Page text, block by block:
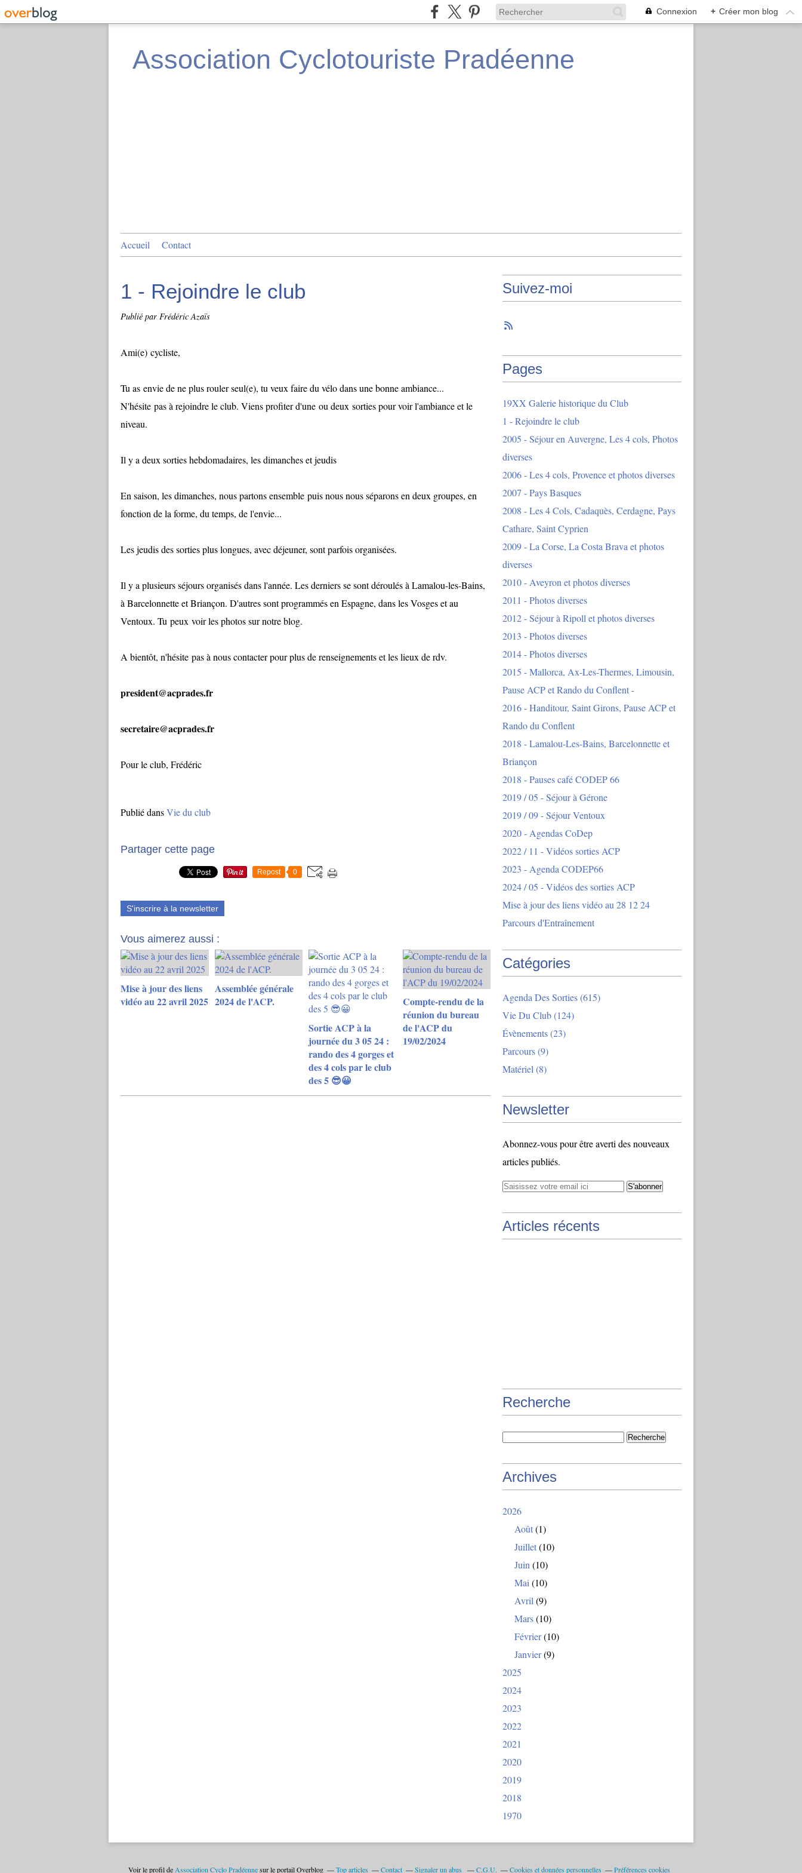
Connexion + Créer mon blog
Association Cyclotouriste Pradéenne
Accueil Contact
1 - Rejoindre le club
Publié par Frédéric Azaïs
Ami(e) cycliste,
Tu as envie de ne plus rouler seul(e), tu veux faire du vélo dans une bonne ambiance...
N'hésite pas à rejoindre le club. Viens profiter d'une ou deux sorties pour voir l'ambiance et le
niveau.
Il y a deux sorties hebdomadaires, les dimanches et jeudis
En saison, les dimanches, nous partons ensemble puis nous nous séparons en deux groupes, en
fonction de la forme, du temps, de l'envie...
Les jeudis des sorties plus longues, avec déjeuner, sont parfois organisées.
Il y a plusieurs séjours organisés dans l'année. Les derniers se sont déroulés à Lamalou-les-Bains,
à Barcelonnette et Briançon. D'autres sont programmés en Espagne, dans les Vosges et au
Ventoux. Tu peux voir les photos sur notre blog.
A bientôt, n'hésite pas à nous contacter pour plus de renseignements et les lieux de rdv.
president@acprades.fr
secretaire@acprades.fr
Pour le club, Frédéric
Publié dansVie du club
Partager cette page
Repost 0
S'inscrire à la newsletter
Vous aimerez aussi :
Mise à jour des liens
vidéo au 22 avril 2025
Assemblée générale
2024 de l'ACP.
Sortie ACP à la
journée du 3 05 24 :
rando des 4 gorges et
des 4 cols par le club
des 5 😎😀
Compte-rendu de la
réunion du bureau
de l'ACP du
19/02/2024
Suivez-moi
Pages
19XX Galerie historique du Club
1 - Rejoindre le club
2005 - Séjour en Auvergne, Les 4 cols, Photos
diverses
2006 - Les 4 cols, Provence et photos diverses
2007 - Pays Basques
2008 - Les 4 Cols, Cadaquès, Cerdagne, Pays
Cathare, Saint Cyprien
2009 - La Corse, La Costa Brava et photos
diverses
2010 - Aveyron et photos diverses
2011 - Photos diverses
2012 - Séjour à Ripoll et photos diverses
2013 - Photos diverses
2014 - Photos diverses
2015 - Mallorca, Ax-Les-Thermes, Limousin,
Pause ACP et Rando du Conflent -
2016 - Handitour, Saint Girons, Pause ACP et
Rando du Conflent
2018 - Lamalou-Les-Bains, Barcelonnette et
Briançon
2018 - Pauses café CODEP 66
2019 / 05 - Séjour à Gérone
2019 / 09 - Séjour Ventoux
2020 - Agendas CoDep
2022 / 11 - Vidéos sorties ACP
2023 - Agenda CODEP66
2024 / 05 - Vidéos des sorties ACP
Mise à jour des liens vidéo au 28 12 24
Parcours d'Entraînement
Catégories
Agenda Des Sorties(615)
Vie Du Club(124)
Évènements(23)
Parcours(9)
Matériel (8)
Newsletter
Abonnez-vous pour être averti des nouveaux
articles publiés.
Articles récents
Recherche
Archives
2026
Août(1)
Juillet(10)
Juin (10)
Mai (10)
Avril (9)
Mars(10)
Février(10)
Janvier(9)
2025
2024
2023
2022
2021
2020
2019
2018
1970
Voir le profil de Association Cyclo Pradéennesur le portail Overblog Top articles Contact Signaler un abus C.G.U. Cookies et données personnelles Préférences cookies